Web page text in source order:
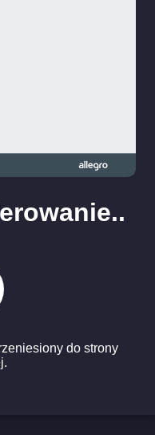
do strony